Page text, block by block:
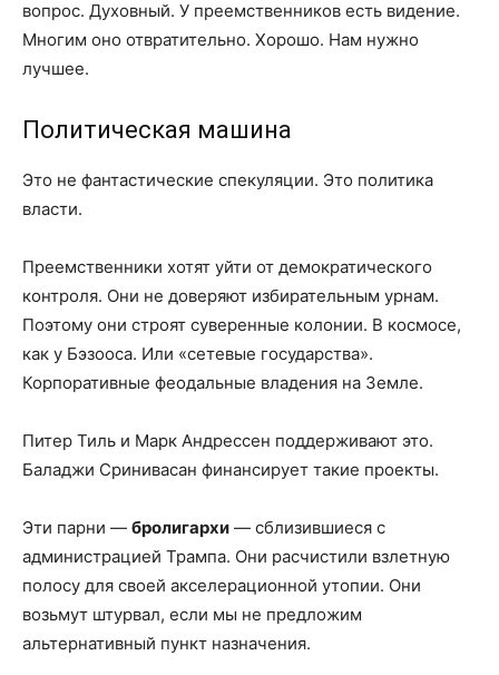
вопрос. Духовный. У преемственников есть видение.
Многим оно отвратительно. Хорошо. Нам нужно
лучшее.
Политическая машина
Это не фантастические спекуляции. Это политика
власти.
Преемственники хотят уйти от демократического
контроля. Они не доверяют избирательным урнам.
Поэтому они строят суверенные колонии. В космосе,
как у Бэзооса. Или «сетевые государства».
Корпоративные феодальные владения на Земле.
Питер Тиль и Марк Андрессен поддерживают это.
Баладжи Сринивасан финансирует такие проекты.
Эти парни — бролигархи — сблизившиеся с
администрацией Трампа. Они расчистили взлетную
полосу для своей акселерационной утопии. Они
возьмут штурвал, если мы не предложим
альтернативный пункт назначения.